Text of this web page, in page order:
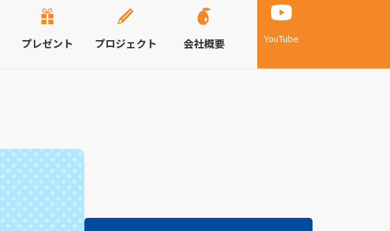
YouTube
プレゼント プロジェクト 会社概要